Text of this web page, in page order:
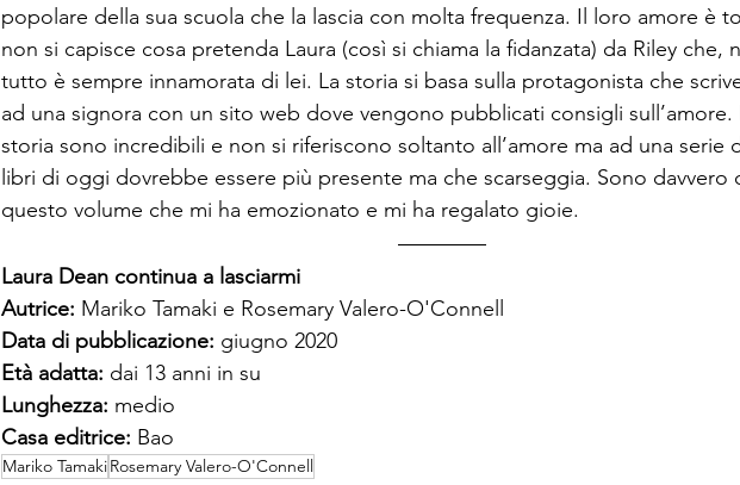
popolare della sua scuola che la lascia con molta frequenza. Il loro amore è
non si capisce cosa pretenda Laura (così si chiama la fidanzata) da Riley che,
tutto è sempre innamorata di lei. La storia si basa sulla protagonista che
ad una signora con un sito web dove vengono pubblicati consigli sull’amore.
storia sono incredibili e non si riferiscono soltanto all’amore ma ad una serie
libri di oggi dovrebbe essere più presente ma che scarseggia. Sono davvero
questo volume che mi ha emozionato e mi ha regalato gioie.
Laura Dean continua a lasciarmi
Autrice: Mariko Tamaki e Rosemary Valero-O'Connell
Data di pubblicazione: giugno 2020
Età adatta: dai 13 anni in su
Lunghezza: medio
Casa editrice: Bao
Mariko TamakiRosemary Valero-O'Connell